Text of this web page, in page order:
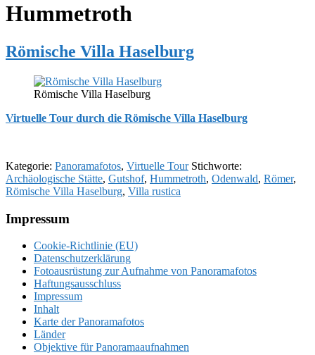
Hummetroth
Römische Villa Haselburg
Römische Villa Haselburg
Virtuelle Tour durch die Römische Villa Haselburg
Kategorie: Panoramafotos, Virtuelle Tour Stichworte:
Archäologische Stätte, Gutshof, Hummetroth, Odenwald, Römer,
Römische Villa Haselburg, Villa rustica
Footer
Impressum
Cookie-Richtlinie (EU)
Datenschutzerklärung
Fotoausrüstung zur Aufnahme von Panoramafotos
Haftungsausschluss
Impressum
Inhalt
Karte der Panoramafotos
Länder
Objektive für Panoramaaufnahmen